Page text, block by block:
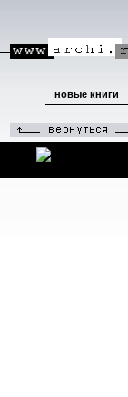
новые книги